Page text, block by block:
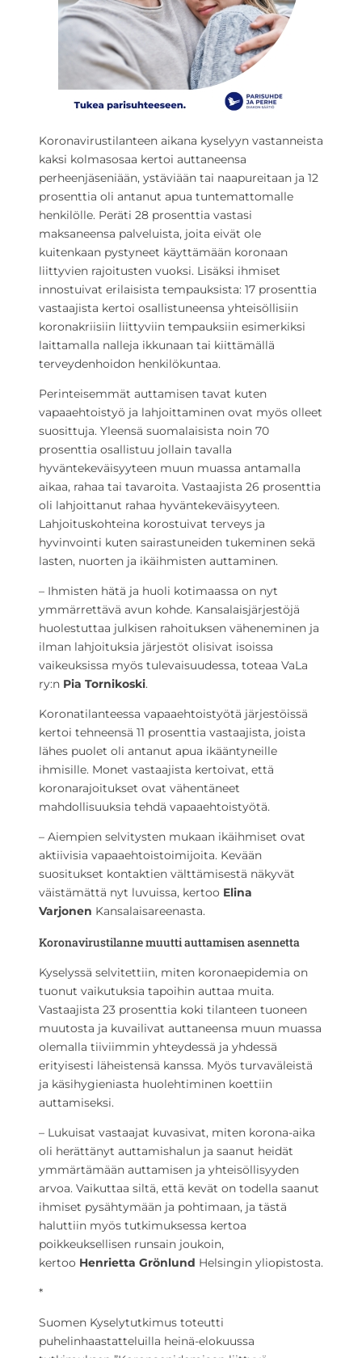
Koronavirustilanteen aikana kyselyyn vastanneista
kaksi kolmasosaa kertoi auttaneensa
perheenjäseniään, ystäviään tai naapureitaan ja 12
prosenttia oli antanut apua tuntemattomalle
henkilölle. Peräti 28 prosenttia vastasi
maksaneensa palveluista, joita eivät ole
kuitenkaan pystyneet käyttämään koronaan
liittyvien rajoitusten vuoksi. Lisäksi ihmiset
innostuivat erilaisista tempauksista: 17 prosenttia
vastaajista kertoi osallistuneensa yhteisöllisiin
koronakriisiin liittyviin tempauksiin esimerkiksi
laittamalla nalleja ikkunaan tai kiittämällä
terveydenhoidon henkilökuntaa.
Perinteisemmät auttamisen tavat kuten
vapaaehtoistyö ja lahjoittaminen ovat myös olleet
suosittuja. Yleensä suomalaisista noin 70
prosenttia osallistuu jollain tavalla
hyväntekeväisyyteen muun muassa antamalla
aikaa, rahaa tai tavaroita. Vastaajista 26 prosenttia
oli lahjoittanut rahaa hyväntekeväisyyteen.
Lahjoituskohteina korostuivat terveys ja
hyvinvointi kuten sairastuneiden tukeminen sekä
lasten, nuorten ja ikäihmisten auttaminen.
– Ihmisten hätä ja huoli kotimaassa on nyt
ymmärrettävä avun kohde. Kansalaisjärjestöjä
huolestuttaa julkisen rahoituksen väheneminen ja
ilman lahjoituksia järjestöt olisivat isoissa
vaikeuksissa myös tulevaisuudessa, toteaa VaLa
ry:n Pia Tornikoski.
Koronatilanteessa vapaaehtoistyötä järjestöissä
kertoi tehneensä 11 prosenttia vastaajista, joista
lähes puolet oli antanut apua ikääntyneille
ihmisille. Monet vastaajista kertoivat, että
koronarajoitukset ovat vähentäneet
mahdollisuuksia tehdä vapaaehtoistyötä.
– Aiempien selvitysten mukaan ikäihmiset ovat
aktiivisia vapaaehtoistoimijoita. Kevään
suositukset kontaktien välttämisestä näkyvät
väistämättä nyt luvuissa, kertoo Elina
Varjonen Kansalaisareenasta.
Koronavirustilanne muutti auttamisen asennetta
Kyselyssä selvitettiin, miten koronaepidemia on
tuonut vaikutuksia tapoihin auttaa muita.
Vastaajista 23 prosenttia koki tilanteen tuoneen
muutosta ja kuvailivat auttaneensa muun muassa
olemalla tiiviimmin yhteydessä ja yhdessä
erityisesti läheistensä kanssa. Myös turvaväleistä
ja käsihygieniasta huolehtiminen koettiin
auttamiseksi.
– Lukuisat vastaajat kuvasivat, miten korona-aika
oli herättänyt auttamishalun ja saanut heidät
ymmärtämään auttamisen ja yhteisöllisyyden
arvoa. Vaikuttaa siltä, että kevät on todella saanut
ihmiset pysähtymään ja pohtimaan, ja tästä
haluttiin myös tutkimuksessa kertoa
poikkeuksellisen runsain joukoin,
kertoo Henrietta Grönlund Helsingin yliopistosta.
*
Suomen Kyselytutkimus toteutti
puhelinhaastatteluilla heinä-elokuussa